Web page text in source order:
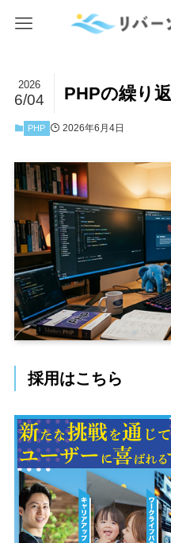
PHPの繰り
2026
6/04
PHP 2026年6月4日
採用はこちら